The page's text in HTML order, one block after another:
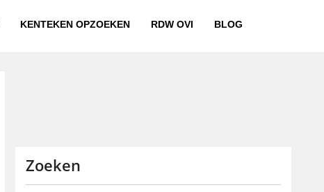
KENTEKEN OPZOEKEN RDW OVI BLOG
Zoeken